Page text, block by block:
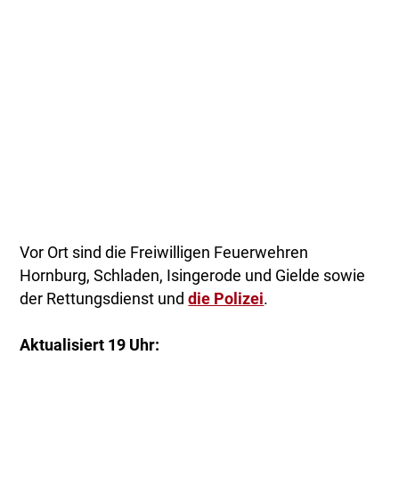
Vor Ort sind die Freiwilligen Feuerwehren
Hornburg, Schladen, Isingerode und Gielde sowie
der Rettungsdienst unddie Polizei.
Aktualisiert 19 Uhr: